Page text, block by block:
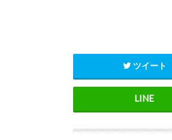
ツイート